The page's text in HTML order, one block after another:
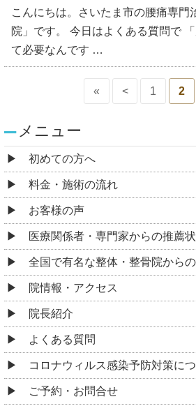
こんにちは。さいたま市の腰痛専門
院」です。 今日はよくある質問で
て必要なんです …
« < 1 2
メニュー
初めての方へ
料金・施術の流れ
お客様の声
医療関係者・専門家からの推薦状
全国で有名な整体・整骨院から
院情報・アクセス
院長紹介
よくある質問
コロナウィルス感染予防対策に
ご予約・お問合せ